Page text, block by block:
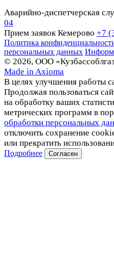
Аварийно-диспетчерская
04
Прием заявок Кемерово +7
Политика
персональных данных
© 2026, ООО
Made in Axioma
В целях улучшения работы
Продолжая пользоваться
на обработку ваших
метрических программ в
обработки персональных
отключить сохранение
или прекратить
Подробнее Согласен